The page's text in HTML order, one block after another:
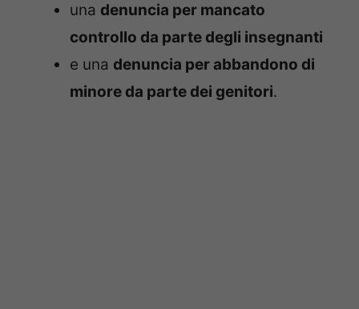
una denuncia per mancato
controllo da parte degli insegnanti
e una denuncia per abbandono di
minore da parte dei genitori.